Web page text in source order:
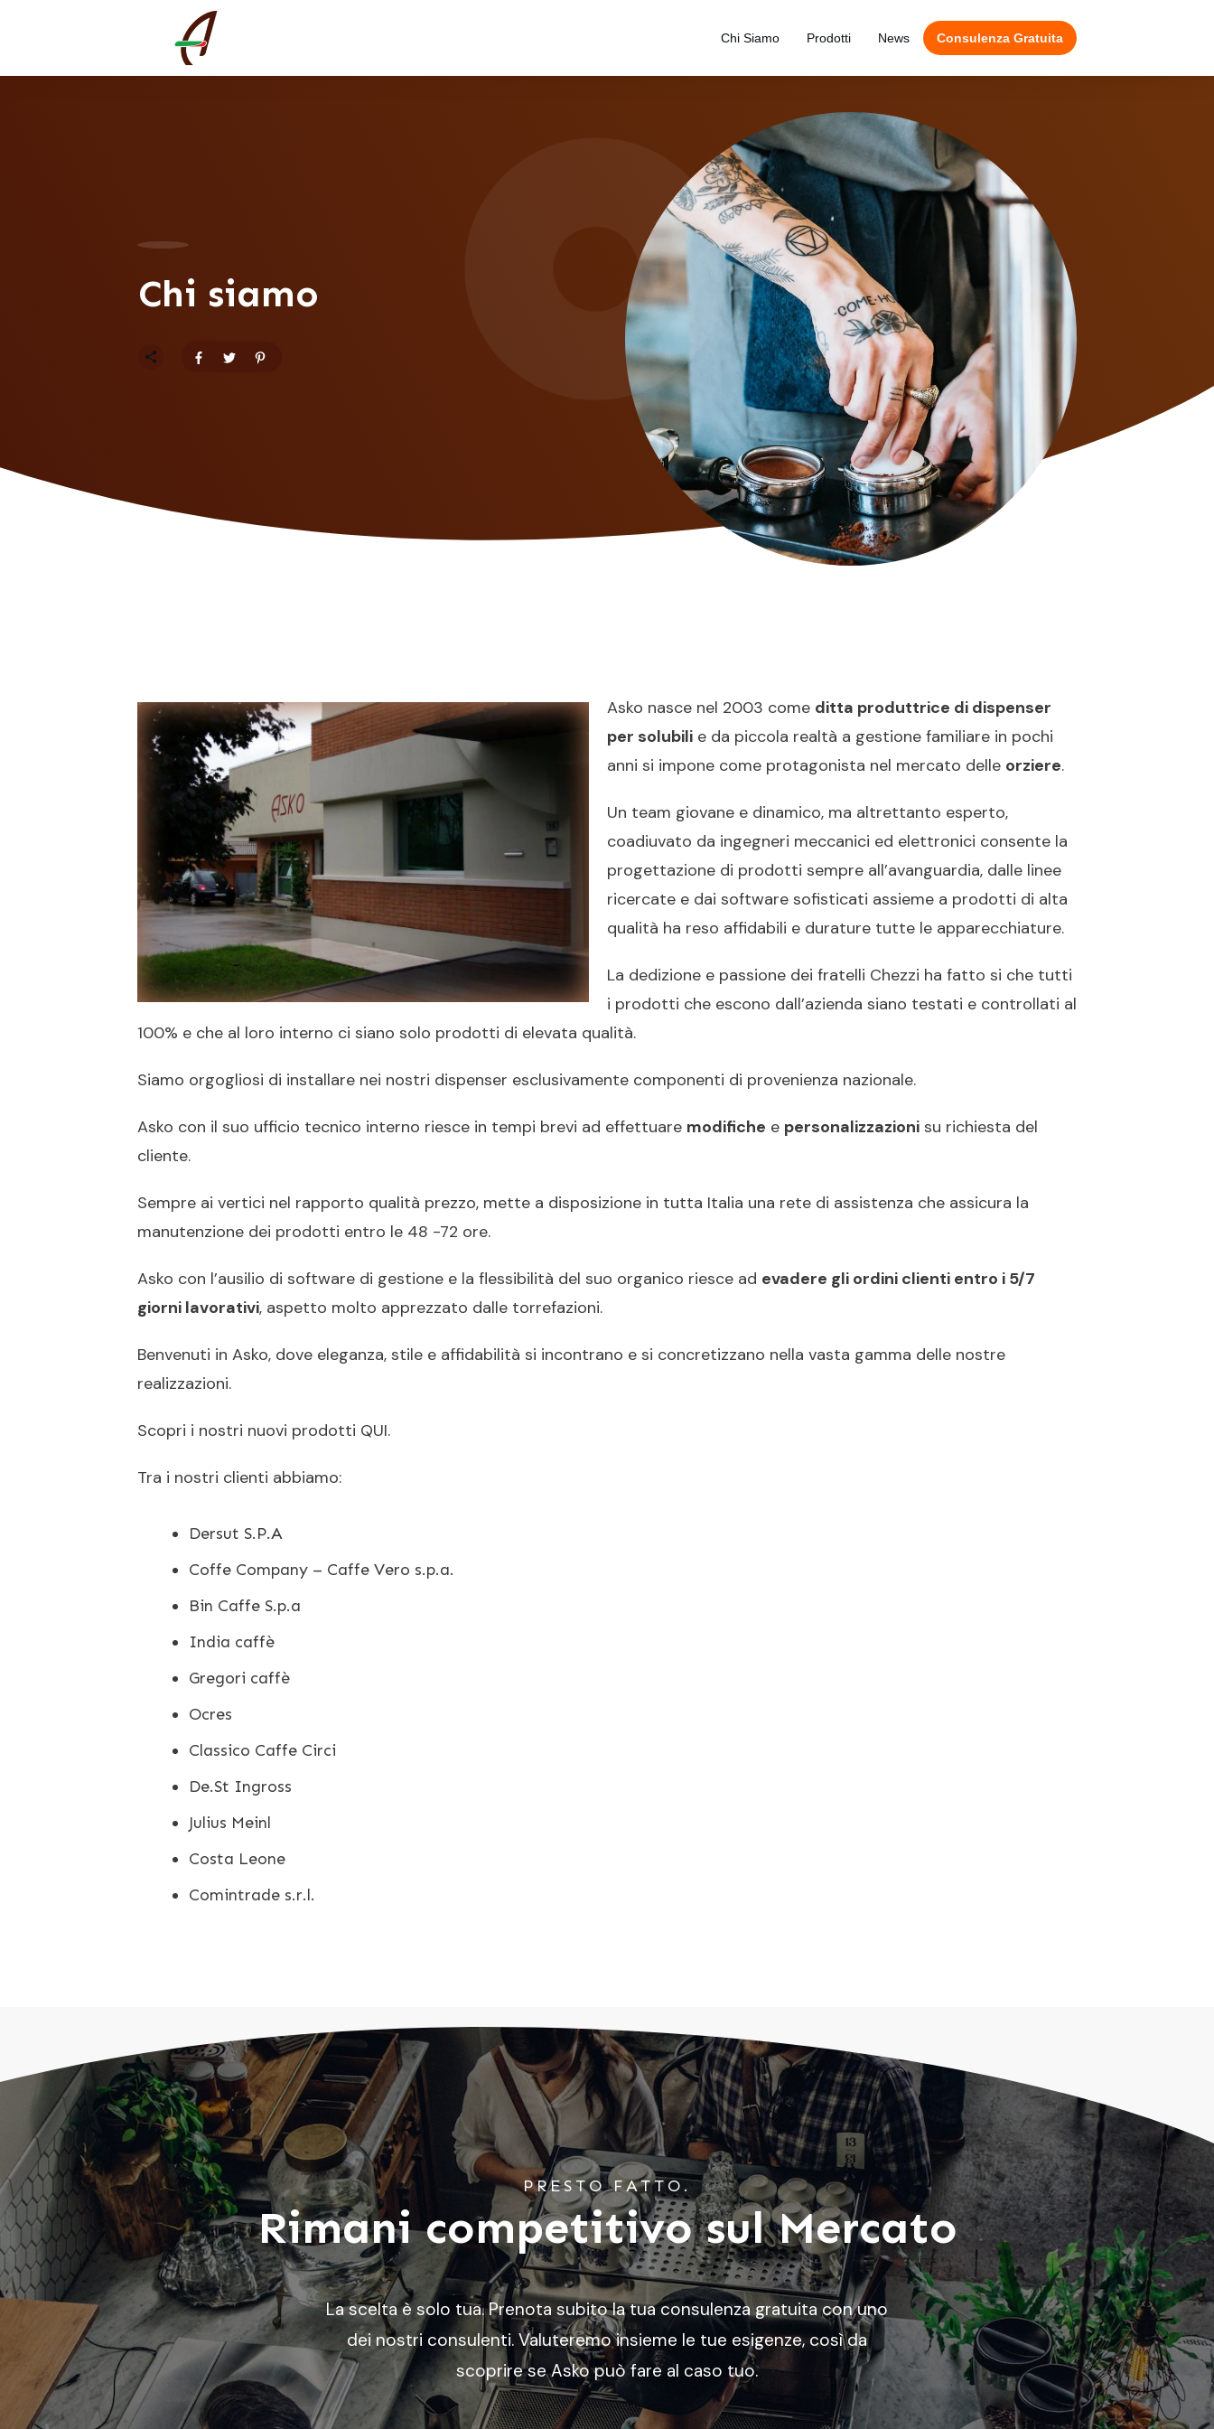
Chi Siamo Prodotti News Consulenza Gratuita
Chi siamo
Asko nasce nel 2003 come ditta produttrice di dispenser
per solubili e da piccola realtà a gestione familiare in pochi
anni si impone come protagonista nel mercato delle orziere.
Un team giovane e dinamico, ma altrettanto esperto,
coadiuvato da ingegneri meccanici ed elettronici consente la
progettazione di prodotti sempre all’avanguardia, dalle linee
ricercate e dai software sofisticati assieme a prodotti di alta
qualità ha reso affidabili e durature tutte le apparecchiature.
La dedizione e passione dei fratelli Chezzi ha fatto si che tutti
i prodotti che escono dall’azienda siano testati e controllati al
100% e che al loro interno ci siano solo prodotti di elevata qualità.
Siamo orgogliosi di installare nei nostri dispenser esclusivamente componenti di provenienza nazionale.
Asko con il suo ufficio tecnico interno riesce in tempi brevi ad effettuare modifiche e personalizzazioni su richiesta del
cliente.
Sempre ai vertici nel rapporto qualità prezzo, mette a disposizione in tutta Italia una rete di assistenza che assicura la
manutenzione dei prodotti entro le 48 -72 ore.
Asko con l’ausilio di software di gestione e la flessibilità del suo organico riesce ad evadere gli ordini clienti entro i 5/7
giorni lavorativi, aspetto molto apprezzato dalle torrefazioni.
Benvenuti in Asko, dove eleganza, stile e affidabilità si incontrano e si concretizzano nella vasta gamma delle nostre
realizzazioni.
Scopri i nostri nuovi prodotti QUI.
Tra i nostri clienti abbiamo:
Dersut S.P.A
Coffe Company – Caffe Vero s.p.a.
Bin Caffe S.p.a
India caffè
Gregori caffè
Ocres
Classico Caffe Circi
De.St Ingross
Julius Meinl
Costa Leone
Comintrade s.r.l.
PRESTO FATTO.
Rimani competitivo sul Mercato
La scelta è solo tua. Prenota subito la tua consulenza gratuita con uno
dei nostri consulenti. Valuteremo insieme le tue esigenze, così da
scoprire se Asko può fare al caso tuo.